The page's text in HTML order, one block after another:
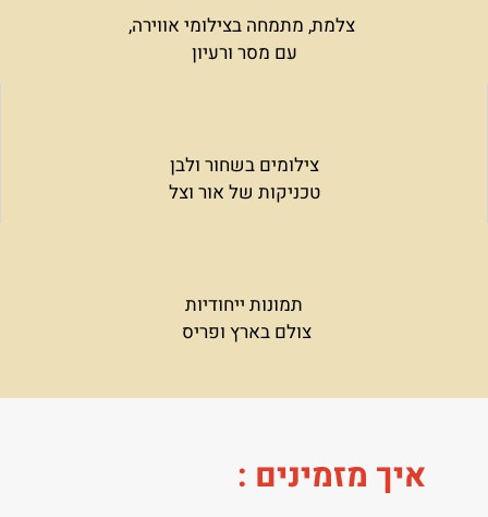
צלמת, מתמחה בצילומי אווירה,
עם מסר ורעיון
צילומים בשחור ולבן
טכניקות של אור וצל
תמונות ייחודיות
צולם בארץ ופריס
איך מזמינים :